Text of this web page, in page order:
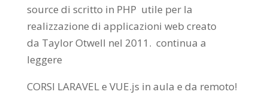
source di scritto in PHP utile per la
realizzazione di applicazioni web creato
da Taylor Otwell nel 2011. continua a
leggere
CORSI LARAVEL e VUE.js in aula e da remoto!